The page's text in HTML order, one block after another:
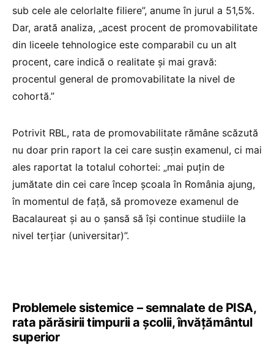
sub cele ale celorlalte filiere”, anume în jurul a 51,5%.
Dar, arată analiza, „acest procent de promovabilitate
din liceele tehnologice este comparabil cu un alt
procent, care indică o realitate și mai gravă:
procentul general de promovabilitate la nivel de
cohortă.”
Potrivit RBL, rata de promovabilitate rămâne scăzută
nu doar prin raport la cei care susțin examenul, ci mai
ales raportat la totalul cohortei: „mai puțin de
jumătate din cei care încep școala în România ajung,
în momentul de față, să promoveze examenul de
Bacalaureat și au o șansă să își continue studiile la
nivel terțiar (universitar)”.
Problemele sistemice – semnalate de PISA,
rata părăsirii timpurii a școlii, învățământul
superior